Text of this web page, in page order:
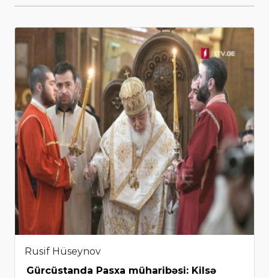
Rusif Hüseynov
Gürcüstanda Pasxa müharibəsi: Kilsə